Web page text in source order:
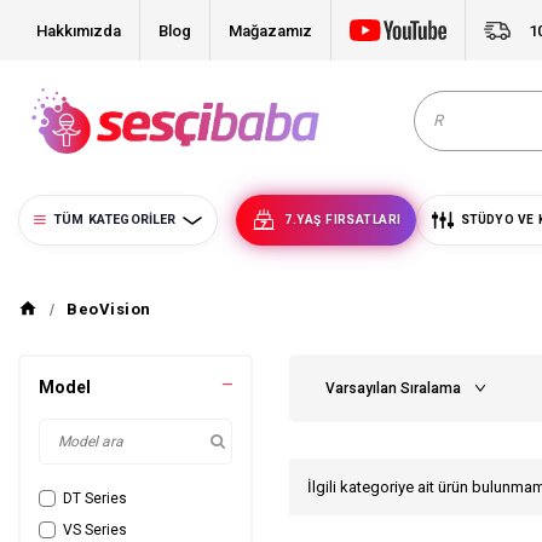
Hakkımızda Blog Mağazamız
TÜM KATEGORILER 7.YAŞ FIRSATLARI STÜDYO VE
BeoVision
Model
DT Series
VS Series
İlgili kategoriye ait ürün